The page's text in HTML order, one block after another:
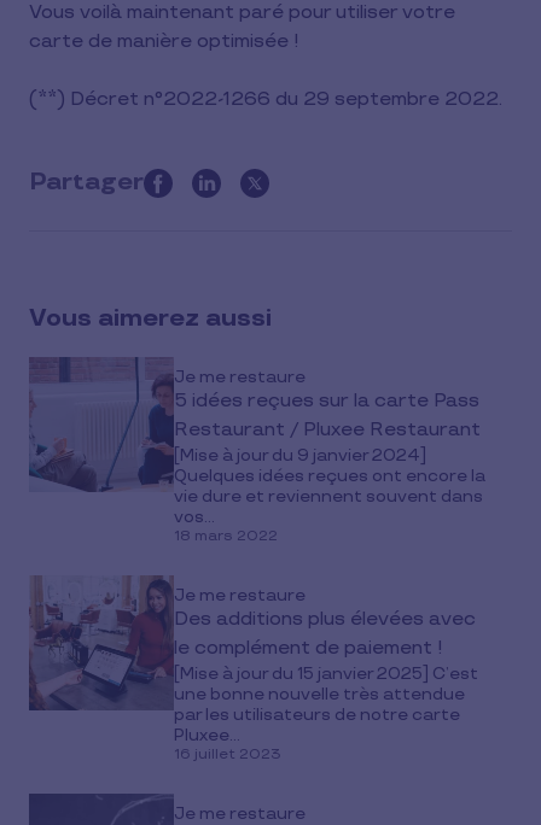
Vous voilà maintenant paré pour utiliser votre
carte de manière optimisée !
(**) Décret n°2022-1266 du 29 septembre 2022.
Partager
this
media
Vous aimerez aussi
Je me restaure
5 idées reçues sur la carte Pass
Restaurant / Pluxee Restaurant
[Mise à jour du 9 janvier 2024]
Quelques idées reçues ont encore la
vie dure et reviennent souvent dans
vos...
18 mars 2022
Je me restaure
Des additions plus élevées avec
le complément de paiement !
[Mise à jour du 15 janvier 2025] C’est
une bonne nouvelle très attendue
par les utilisateurs de notre carte
Pluxee...
16 juillet 2023
Je me restaure